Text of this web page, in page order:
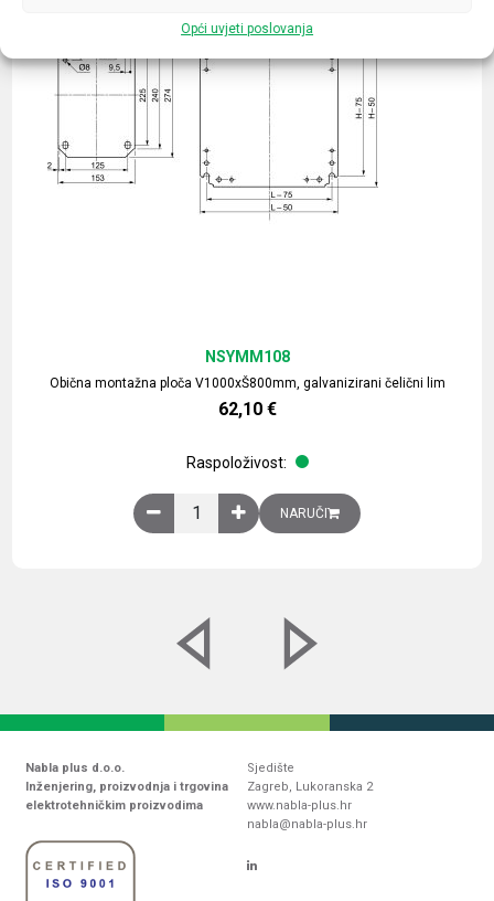
Opći uvjeti poslovanja
Obična montažna ploča V1000xŠ800mm, galvanizirani čelični lim
NSYMM108
62,10 €
Raspoloživost:
Obična montažna ploča V1000xŠ800mm,
NARUČI
Nabla plus d.o.o.
Inženjering, proizvodnja i trgovina
elektrotehničkim proizvodima
Sjedište
Zagreb, Lukoranska 2
www.nabla-plus.hr
nabla@nabla-plus.hr